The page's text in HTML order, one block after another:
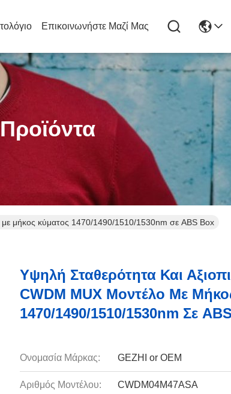
Επικοινωνήστε Μαζί Μας
με μήκος κύματος 1470/1490/1510/1530nm σε ABS Box
Υψηλή Σταθερότητα Και
CWDM MUX Μοντέλο Με
1470/1490/1510/1530nm Σε
Ονομασία Μάρκας: GEZHI or OEM
Αριθμός Μοντέλου: CWDM04M47ASA